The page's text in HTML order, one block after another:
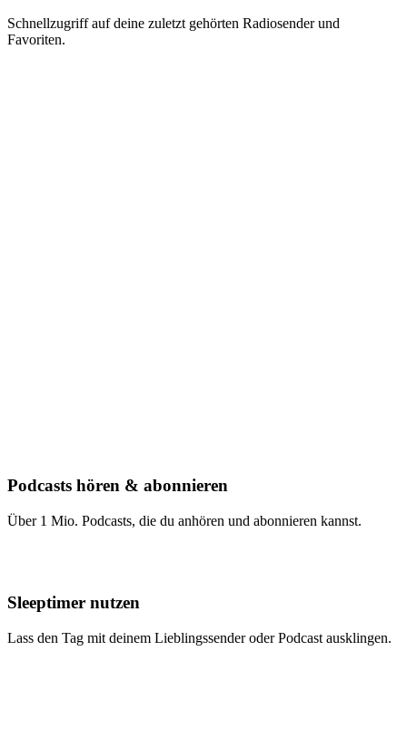
Schnellzugriff auf deine zuletzt gehörten Radiosender und
Favoriten.
Podcasts hören & abonnieren
Über 1 Mio. Podcasts, die du anhören und abonnieren kannst.
Sleeptimer nutzen
Lass den Tag mit deinem Lieblingssender oder Podcast ausklingen.